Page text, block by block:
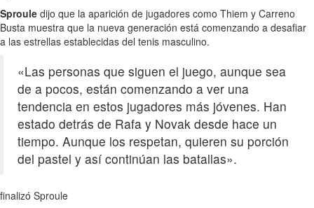
Sproule dijo que la aparición de jugadores como Thiem y Carreno
Busta muestra que la nueva generación está comenzando a desafiar
a las estrellas establecidas del tenis masculino.
«Las personas que siguen el juego, aunque sea
de a pocos, están comenzando a ver una
tendencia en estos jugadores más jóvenes. Han
estado detrás de Rafa y Novak desde hace un
tiempo. Aunque los respetan, quieren su porción
del pastel y así continúan las batallas».
finalizó Sproule